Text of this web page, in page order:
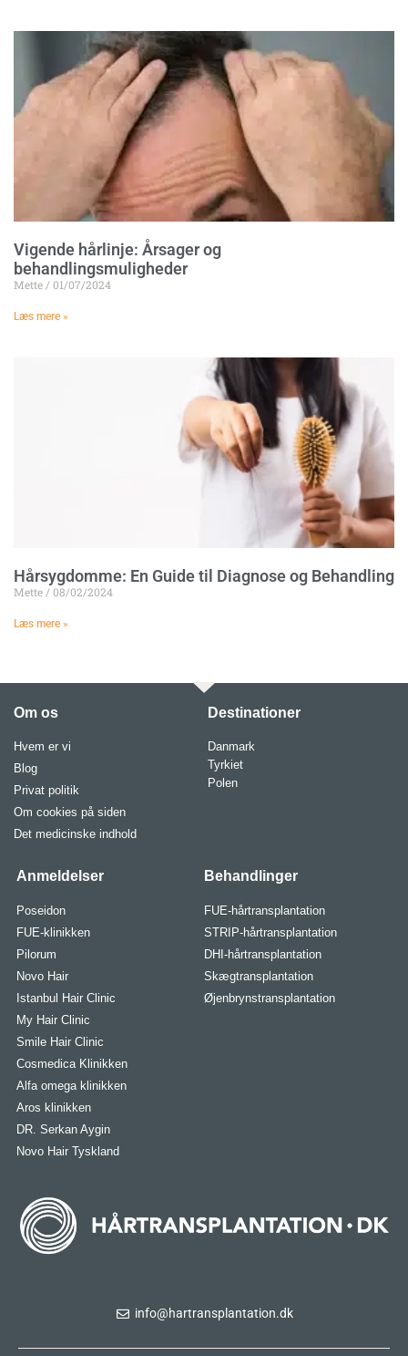
Vigende hårlinje: Årsager og
behandlingsmuligheder
Mette 01/07/2024
Læs mere »
Hårsygdomme: En Guide til Diagnose og Behandling
Mette 08/02/2024
Læs mere »
Om os
Hvem er vi
Blog
Privat politik
Om cookies på siden
Det medicinske indhold
Destinationer
Danmark
Tyrkiet
Polen
Anmeldelser
Poseidon
FUE-klinikken
Pilorum
Novo Hair
Istanbul Hair Clinic
My Hair Clinic
Smile Hair Clinic
Cosmedica Klinikken
Alfa omega klinikken
Aros klinikken
DR. Serkan Aygin
Novo Hair Tyskland
Behandlinger
FUE-hårtransplantation
STRIP-hårtransplantation
DHI-hårtransplantation
Skægtransplantation
Øjenbrynstransplantation
info@hartransplantation.dk